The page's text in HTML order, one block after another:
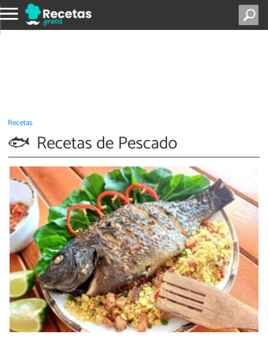
Recetas
Recetas de Pescado